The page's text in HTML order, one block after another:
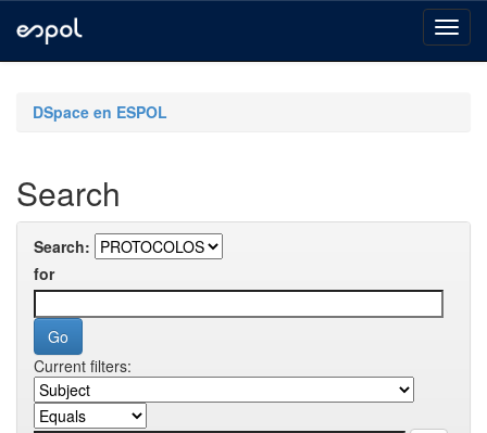
navigationDSpace en ESPOL
Search
Search:
for
Current filters: